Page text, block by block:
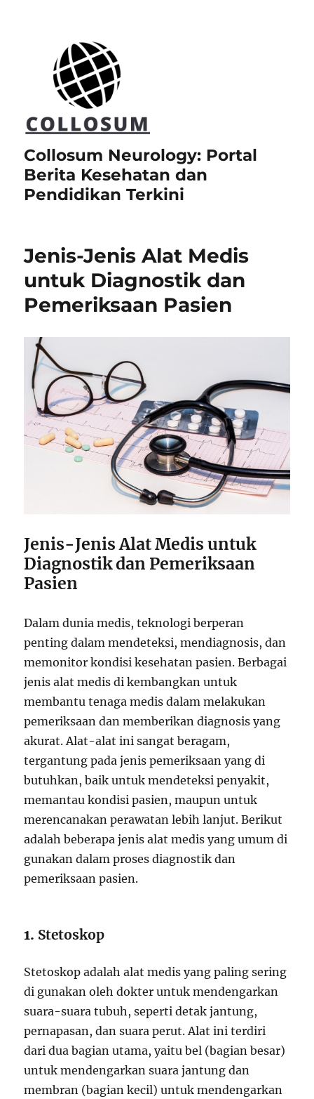
Collosum Neurology: Portal
Berita Kesehatan dan
Pendidikan Terkini
Jenis-Jenis Alat Medis
untuk Diagnostik dan
Pemeriksaan Pasien
Jenis-Jenis Alat Medis untuk
Diagnostik dan Pemeriksaan
Pasien
Dalam dunia medis, teknologi berperan
penting dalam mendeteksi, mendiagnosis, dan
memonitor kondisi kesehatan pasien. Berbagai
jenis alat medis di kembangkan untuk
membantu tenaga medis dalam melakukan
pemeriksaan dan memberikan diagnosis yang
akurat. Alat-alat ini sangat beragam,
tergantung pada jenis pemeriksaan yang di
butuhkan, baik untuk mendeteksi penyakit,
memantau kondisi pasien, maupun untuk
merencanakan perawatan lebih lanjut. Berikut
adalah beberapa jenis alat medis yang umum di
gunakan dalam proses diagnostik dan
pemeriksaan pasien.
1. Stetoskop
Stetoskop adalah alat medis yang paling sering
di gunakan oleh dokter untuk mendengarkan
suara-suara tubuh, seperti detak jantung,
pernapasan, dan suara perut. Alat ini terdiri
dari dua bagian utama, yaitu bel (bagian besar)
untuk mendengarkan suara jantung dan
membran (bagian kecil) untuk mendengarkan